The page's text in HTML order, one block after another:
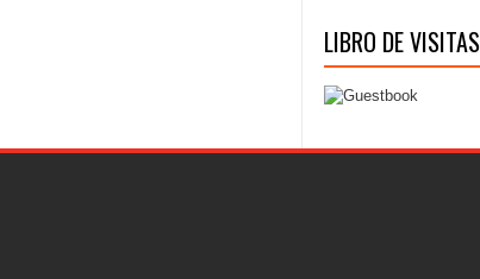
LIBRO DE VISITAS